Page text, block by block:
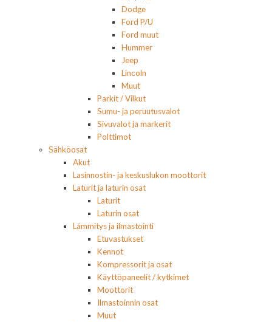
Dodge
Ford P/U
Ford muut
Hummer
Jeep
Lincoln
Muut
Parkit / Vilkut
Sumu- ja peruutusvalot
Sivuvalot ja markerit
Polttimot
Sähköosat
Akut
Lasinnostin- ja keskuslukon moottorit
Laturit ja laturin osat
Laturit
Laturin osat
Lämmitys ja ilmastointi
Etuvastukset
Kennot
Kompressorit ja osat
Käyttöpaneelit / kytkimet
Moottorit
Ilmastoinnin osat
Muut